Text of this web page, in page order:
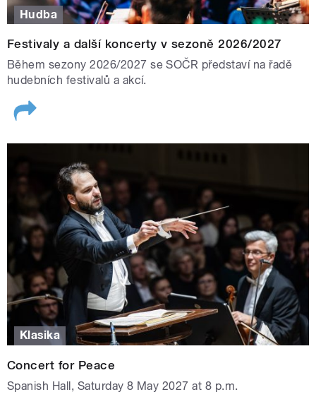
Hudba
Festivaly a další koncerty v sezoně 2026/2027
Během sezony 2026/2027 se SOČR představí na řadě
hudebních festivalů a akcí.
Klasika
Concert for Peace
Spanish Hall, Saturday 8 May 2027 at 8 p.m.